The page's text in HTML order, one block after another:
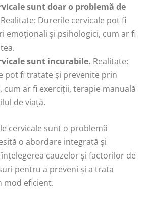
sunt doar o problemă de
Realitate: Durerile cervicale pot fi
emoționali și psihologici, cum ar fi
sunt incurabile. Realitate:
pot fi tratate și prevenite prin
ar fi exerciții, terapie manuală
de viață.
cervicale sunt o problemă
o abordare integrată și
cauzelor și factorilor de
pentru a preveni și a trata
mod eficient.